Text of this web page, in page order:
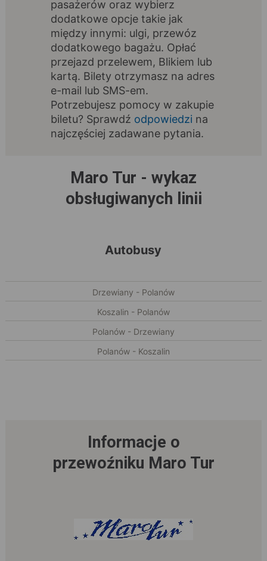
pasażerów oraz wybierz
dodatkowe opcje takie jak
między innymi: ulgi, przewóz
dodatkowego bagażu. Opłać
przejazd przelewem, Blikiem lub
kartą. Bilety otrzymasz na adres
e-mail lub SMS-em.
Potrzebujesz pomocy w zakupie
biletu? Sprawdź odpowiedzi na
najczęściej zadawane pytania.
Maro Tur - wykaz
obsługiwanych linii
Autobusy
Drzewiany - Polanów
Koszalin - Polanów
Polanów - Drzewiany
Polanów - Koszalin
Informacje o
przewoźniku Maro Tur